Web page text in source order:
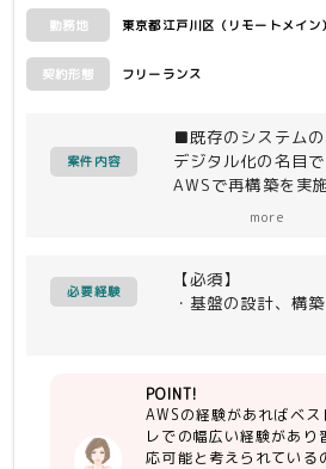
勤務地 東京都江戸川区（リモートメイン）
契約形態 フリーランス
案件内容
■既存のシステムの
デジタル化の名目
AWSで再構築を実
AWSの経験があれ
通基盤の仕組みは
more
必要経験
【必須】
・基盤の設計、構
POINT!
AWSの経験があればベ
レでの幅広い経験があり
応可能と考えられている